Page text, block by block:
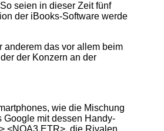
seien in dieser Zeit fünf
der iBooks-Software werde
anderem das vor allem beim
der Konzern an der
wie die Mischung
Google mit dessen Handy-